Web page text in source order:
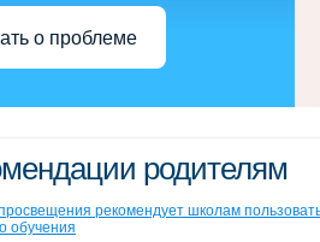
о проблеме
родителям
рекомендует школам
обучения